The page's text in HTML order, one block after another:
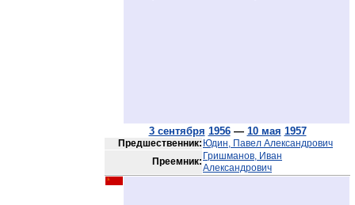
3 сентября 1956— 10 мая 1957
Предшественник: Юдин, Павел Александрович
Преемник: Гришманов, Иван
Александрович